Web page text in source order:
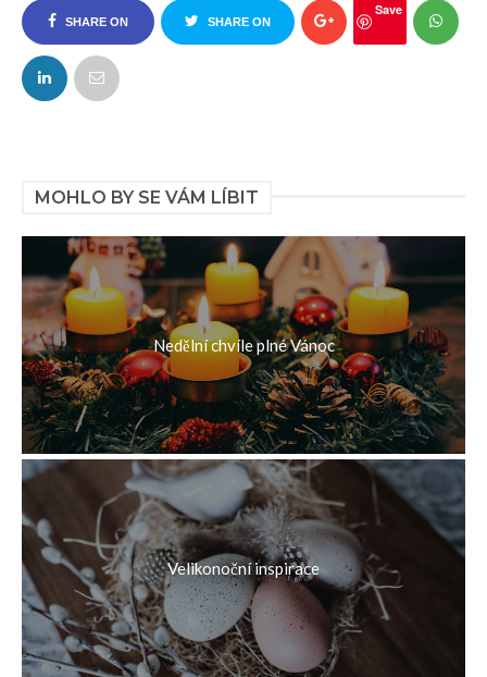
SHARE ON
FACEBOOK
SHARE ON
Save
MOHLO BY SE VÁM LÍBIT
Nedělní chvíle plné Vánoc
Velikonoční inspirace